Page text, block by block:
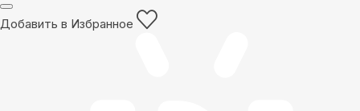
Добавить в Избранное